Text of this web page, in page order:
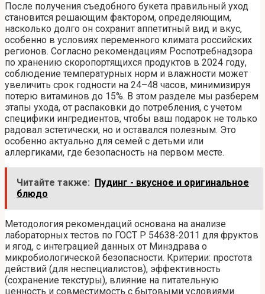
После получения съедобного букета правильный уход
становится решающим фактором, определяющим,
насколько долго он сохранит аппетитный вид и вкус,
особенно в условиях переменного климата российских
регионов. Согласно рекомендациям Роспотребнадзора
по хранению скоропортящихся продуктов в 2024 году,
соблюдение температурных норм и влажности может
увеличить срок годности на 24–48 часов, минимизируя
потерю витаминов до 15%. В этом разделе мы разберем
этапы ухода, от распаковки до потребления, с учетом
специфики ингредиентов, чтобы ваш подарок не только
радовал эстетически, но и оставался полезным. Это
особенно актуально для семей с детьми или
аллергиками, где безопасность на первом месте.
Читайте также: Пудинг - вкусное и оригинальное
блюдо
Методология рекомендаций основана на анализе
лабораторных тестов по ГОСТ Р 54638-2011 для фруктов
и ягод, с интеграцией данных от Минздрава о
микробиологической безопасности. Критерии: простота
действий (для неспециалистов), эффективность
(сохранение текстуры), влияние на питательную
ценность и совместимость с бытовыми условиями.